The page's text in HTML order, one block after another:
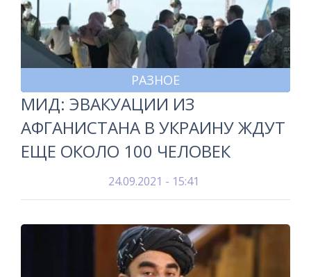
РАЗНОЕ
МИД: ЭВАКУАЦИИ ИЗ
АФГАНИСТАНА В УКРАИНУ ЖДУТ
ЕЩЕ ОКОЛО 100 ЧЕЛОВЕК
24.09.2021 - 15:41